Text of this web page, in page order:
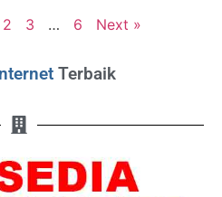
2 3 … 6 Next »
Terbaik